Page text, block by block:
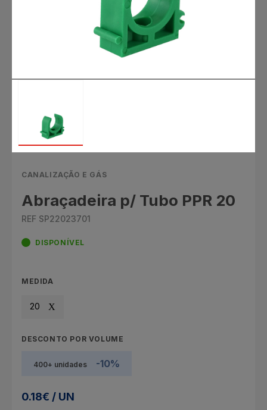
CANALIZAÇÃO E GÁS
Abraçadeira p/ Tubo PPR 20
REF SP22023701
DISPONÍVEL
MEDIDA
20
DESCONTO POR VOLUME
400+ unidades -10%
0.18€ / UN